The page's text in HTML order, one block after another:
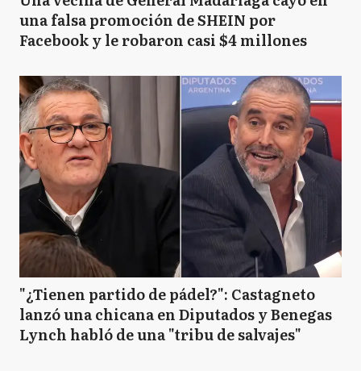
una falsa promoción de SHEIN por
Facebook y le robaron casi $4 millones
"¿Tienen partido de pádel?": Castagneto
lanzó una chicana en Diputados y Benegas
Lynch habló de una "tribu de salvajes"